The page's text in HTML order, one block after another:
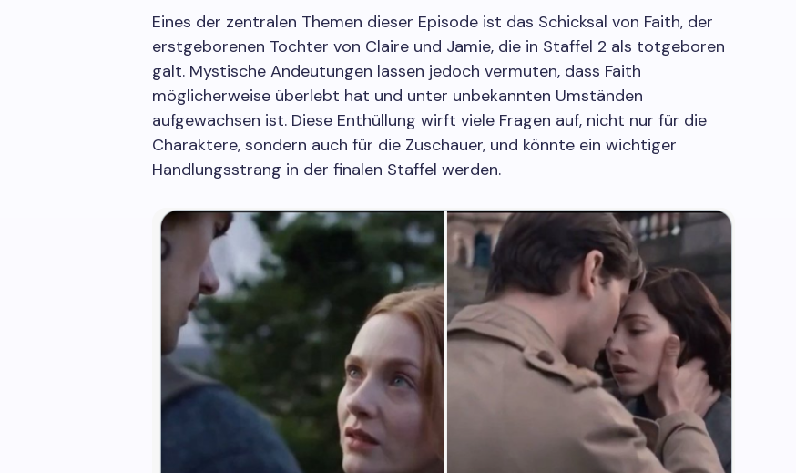
Eines der zentralen Themen dieser Episode ist das Schicksal von Faith, der
erstgeborenen Tochter von Claire und Jamie, die in Staffel 2 als totgeboren
galt. Mystische Andeutungen lassen jedoch vermuten, dass Faith
möglicherweise überlebt hat und unter unbekannten Umständen
aufgewachsen ist. Diese Enthüllung wirft viele Fragen auf, nicht nur für die
Charaktere, sondern auch für die Zuschauer, und könnte ein wichtiger
Handlungsstrang in der finalen Staffel werden.